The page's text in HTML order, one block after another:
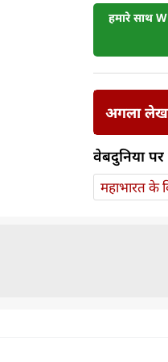
हमारे साथ
अगला लेख
वेबदुनिया
महाभारत के